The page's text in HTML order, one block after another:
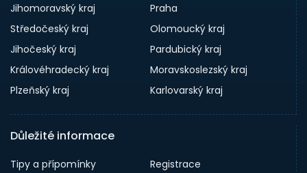
Jihomoravský kraj
Praha
Středočeský kraj
Olomoucký kraj
Jihočeský kraj
Pardubický kraj
Královéhradecký kraj
Moravskoslezský kraj
Plzeňský kraj
Karlovarský kraj
Důležité informace
Tipy a přípomínky
Registrace